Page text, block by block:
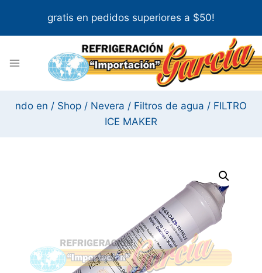
content
gratis en pedidos superiores a $50!
ndo en / Shop / Nevera / Filtros de agua / FILTRO
ICE MAKER